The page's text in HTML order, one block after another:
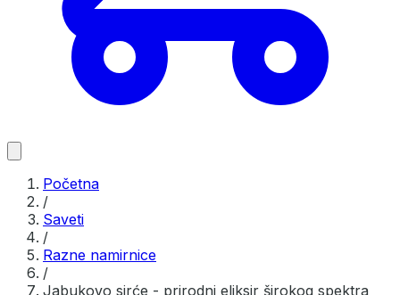
Početna
/
Saveti
/
Razne namirnice
/
Jabukovo sirće - prirodni eliksir širokog spektra